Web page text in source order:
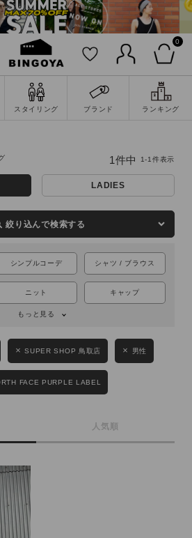
0
スタイリング ブランド ランキング
詳細検索
LADIES KIDS
LADIES
絞り込んで検索する
シンプルコーデ シャツ / ブラウス
ニット キャップ
もっと見る
SUPER SHOP 鳥取店 男性
FACE PURPLE LABEL
人気順
1件中 1-1件表示